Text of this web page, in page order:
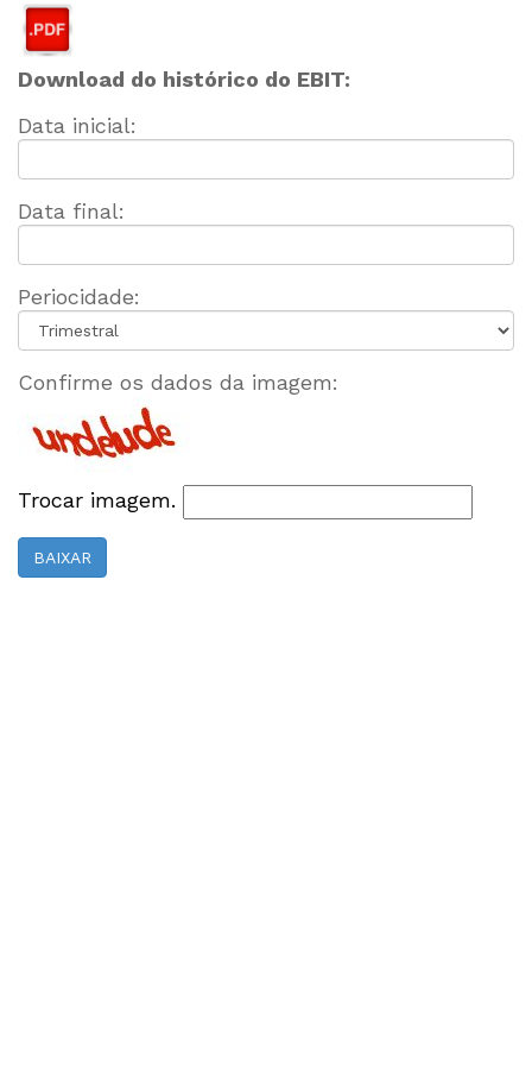
Download do histórico do EBIT:
Data inicial:
Data final:
Periocidade:
Confirme os dados da imagem:
Trocar imagem.